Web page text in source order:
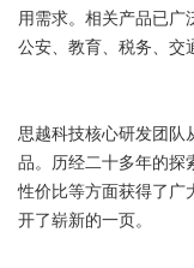
用需求。相关产品已广
公安、教育、税务、交
思越科技核心研发团队
品。历经二十多年的探
性价比等方面获得了广
开了崭新的一页。